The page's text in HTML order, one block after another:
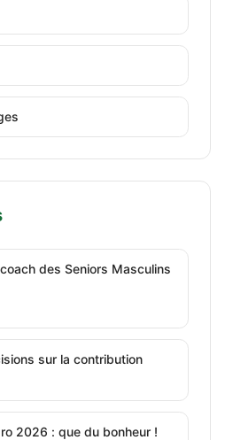
des Seniors Masculins
sur la contribution
2026 : que du bonheur !